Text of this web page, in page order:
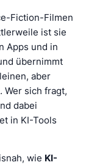
Fiction-Filmen
ist sie
Apps und in
übernimmt
aber
Wer sich fragt,
dabei
in KI-Tools
wie KI-